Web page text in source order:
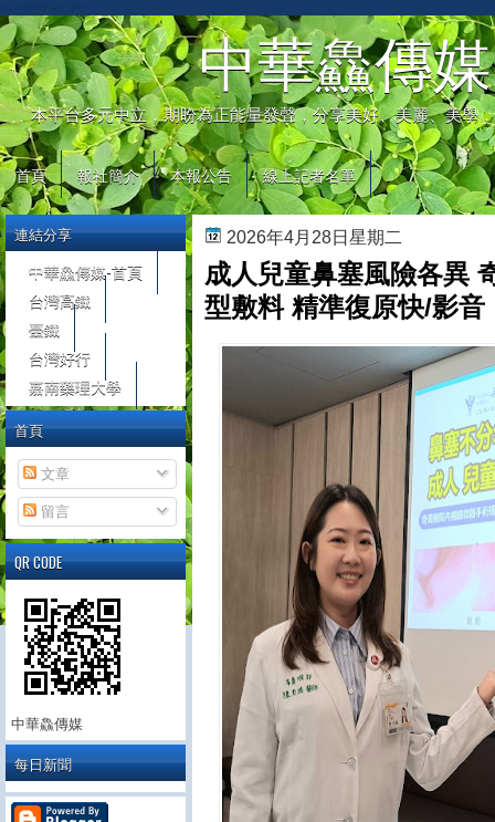
中華鱻傳媒
本平台多元中立，期盼為正能量發聲，分享美好、美麗、美學
首頁 報社簡介 本報公告 線上記者名單
2026年4月28日星期二
成人兒童鼻塞風險各異
型敷料 精準復原快/影音
連結分享
中華鱻傳媒-首頁
台灣高鐵
臺鐵
台灣好行
嘉南藥理大學
首頁
文章
留言
QR CODE
中華鱻傳媒
每日新聞